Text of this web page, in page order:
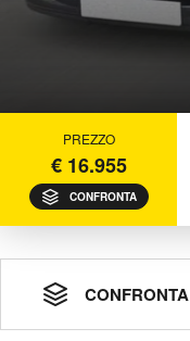
PREZZO
€ 16.955
CONFRONTA
CONFRONTA